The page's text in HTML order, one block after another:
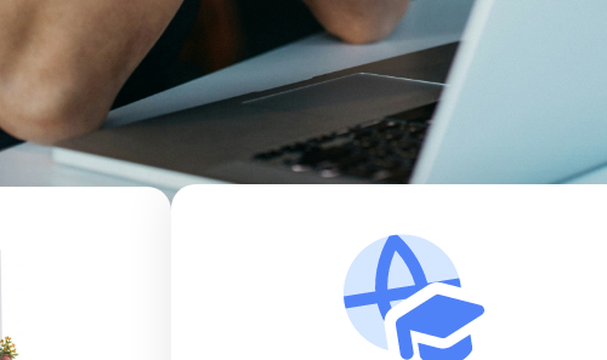
Experiencia
Docentes capacitados en preparación YLE, simulacros y
su acceso a la prueba oficial